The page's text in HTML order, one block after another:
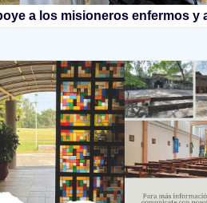
a los misioneros enfermos y